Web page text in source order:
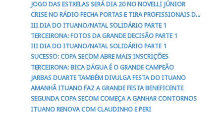
JOGO DAS ESTRELAS SERÁ DIA 20 NO NOVELLI JÚNIOR
CRISE NO RÁDIO FECHA PORTAS E TIRA PROFISSIONAIS D...
III DIA DO ITUANO/NATAL SOLIDÁRIO PARTE 1
TERCEIRONA: FOTOS DA GRANDE DECISÃO PARTE 1
III DIA DO ITUANO/NATAL SOLIDÁRIO PARTE 1
SUCESSO: COPA SECOM ABRE MAIS INSCRIÇÕES
TERCEIRONA: BICA DÁGUA É O GRANDE CAMPEÃO
JARBAS DUARTE TAMBÉM DIVULGA FESTA DO ITUANO
AMANHÃ ITUANO FAZ A GRANDE FESTA BENEFICENTE
SEGUNDA COPA SECOM COMEÇA A GANHAR CONTORNOS
ITUANO RENOVA COM CLAUDINHO E PERI